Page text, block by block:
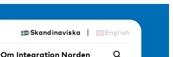
Skandinaviska | English
Om Integration Norden